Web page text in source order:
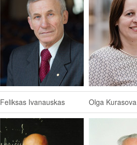
Feliksas Ivanauskas Olga Kurasova